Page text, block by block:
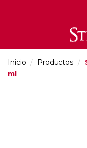
Inicio / Productos /
ml